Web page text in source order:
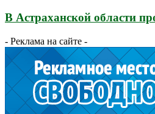
В Астраханской области
- Реклама на сайте -